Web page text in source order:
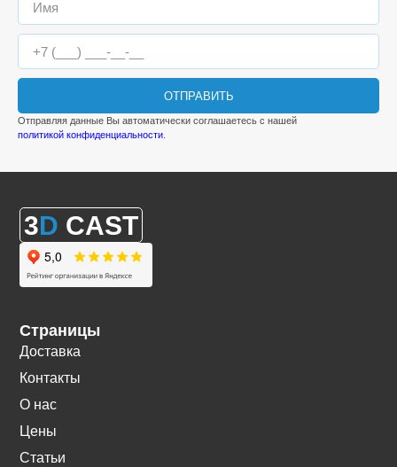
ОТПРАВИТЬ
Отправляя данные Вы автоматически соглашаетесь с нашей
политикой конфиденциальности
3D CAST
Страницы
Доставка
Контакты
О нас
Цены
Статьи